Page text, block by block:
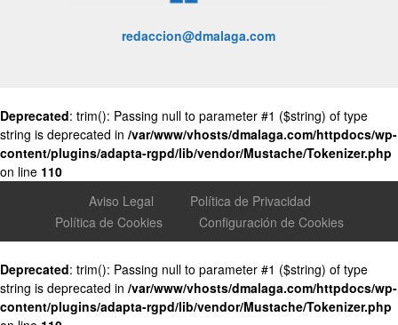
redaccion@dmalaga.com
Deprecated: trim(): Passing null to parameter #1 ($string) of type
string is deprecated in /var/www/vhosts/dmalaga.com/httpdocs/wp-
content/plugins/adapta-rgpd/lib/vendor/Mustache/Tokenizer.php
on line 110
Aviso Legal
Política de Privacidad
Política de Cookies
Configuración de Cookies
Deprecated: trim(): Passing null to parameter #1 ($string) of type
string is deprecated in /var/www/vhosts/dmalaga.com/httpdocs/wp-
content/plugins/adapta-rgpd/lib/vendor/Mustache/Tokenizer.php